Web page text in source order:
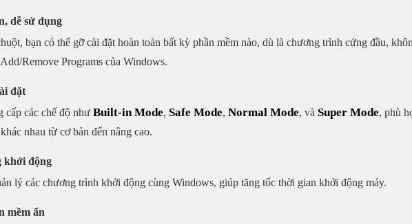
dễ sử dụng
bạn có thể gỡ cài đặt hoàn toàn bất kỳ phần mềm nào, dù là chương trình cứng đầu,
Remove Programs của Windows.
đặt
cấp các chế độ như Built-in Mode, Safe Mode, Normal Mode, và Super Mode, phù
nhau từ cơ bản đến nâng cao.
khởi động
lý các chương trình khởi động cùng Windows, giúp tăng tốc thời gian khởi động máy.
mềm ẩn